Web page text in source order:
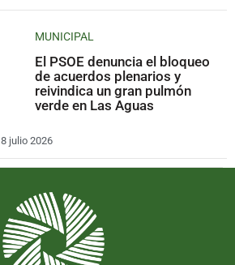
MUNICIPAL
El PSOE denuncia el bloqueo
de acuerdos plenarios y
reivindica un gran pulmón
verde en Las Aguas
8 julio 2026